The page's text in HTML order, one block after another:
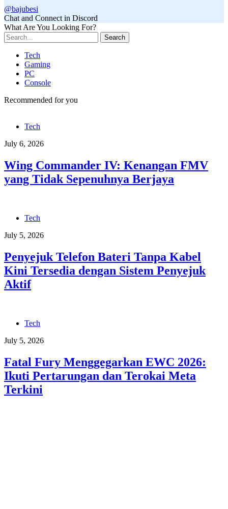
@bajubesi
Chat and Connect in Discord
What Are You Looking For?
Search
Tech
Gaming
PC
Console
Recommended for you
Tech
July 6, 2026
Wing Commander IV: Kenangan FMV
yang Tidak Sepenuhnya Berjaya
Tech
July 5, 2026
Penyejuk Telefon Bateri Tanpa Kabel
Kini Tersedia dengan Sistem Penyejuk
Aktif
Tech
July 5, 2026
Fatal Fury Menggegarkan EWC 2026:
Ikuti Pertarungan dan Terokai Meta
Terkini